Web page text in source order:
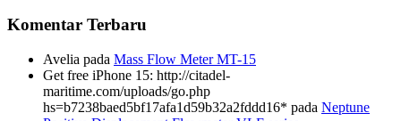
Komentar Terbaru
Avelia pada Mass Flow Meter MT-15
Get free iPhone 15: http://citadel-
maritime.com/uploads/go.php
hs=b7238baed5bf17afa1d59b32a2fddd16* pada Neptune